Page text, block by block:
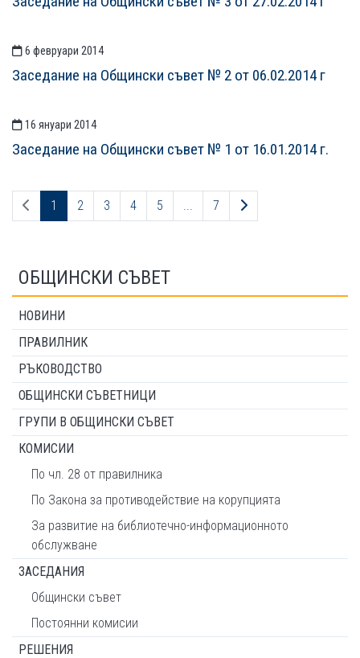
6 февруари 2014
Заседание на Общински съвет № 2 от 06.02.2014 г
16 януари 2014
Заседание на Общински съвет № 1 от 16.01.2014 г.
Предходна страница
1 2 3 4 5 ... 7 Следваща страница
ОБЩИНСКИ СЪВЕТ
НОВИНИ
ПРАВИЛНИК
РЪКОВОДСТВО
ОБЩИНСКИ СЪВЕТНИЦИ
ГРУПИ В ОБЩИНСКИ СЪВЕТ
КОМИСИИ
По чл. 28 от правилника
По Закона за противодействие на корупцията
За развитие на библиотечно-информационното
обслужване
ЗАСЕДАНИЯ
Общински съвет
Постоянни комисии
РЕШЕНИЯ